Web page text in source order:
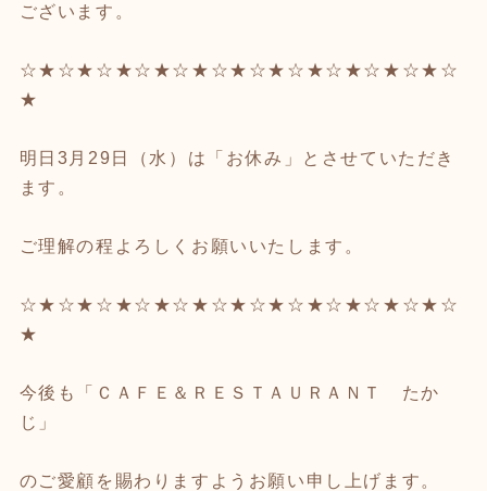
ございます。
☆★☆★☆★☆★☆★☆★☆★☆★☆★☆★☆★☆
★
明日3月29日（水）は「お休み」とさせていただき
ます。
ご理解の程よろしくお願いいたします。
☆★☆★☆★☆★☆★☆★☆★☆★☆★☆★☆★☆
★
今後も「ＣＡＦＥ＆ＲＥＳＴＡＵＲＡＮＴ たか
じ」
のご愛顧を賜わりますようお願い申し上げます。